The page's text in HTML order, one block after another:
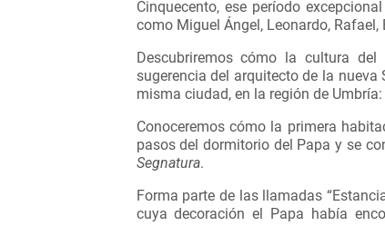
Cinquecento, ese período
como Miguel Ángel, Leonardo,
Descubriremos cómo la cultura
sugerencia del arquitecto de la nueva
misma ciudad, en la región de Umbría:
Conoceremos cómo la primera
pasos del dormitorio del Papa y se
Segnatura.
Forma parte de las llamadas
cuya decoración el Papa había